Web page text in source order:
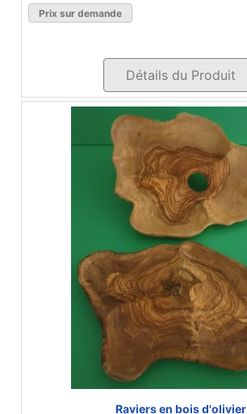
Prix sur demande
Détails du Produit
Raviers en bois d'olivier